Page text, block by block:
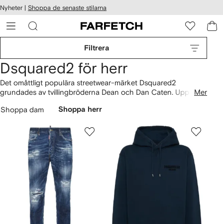
till
Nyheter | Shoppa de senaste stilarna
Filtrera
Dsquared2 för herr
Det omåttligt populära streetwear-märket Dsquared2
grundades av tvillingbröderna Dean och Dan Caten. Upptäck
eller avslappnat casual med märkets populära
missa inte samarbetet mellan
Dsquared2 & Ibrahimović
Shoppa hela herrkollektionen från Dsquared2 nedan.
Mer
Shoppa dam Shoppa herr